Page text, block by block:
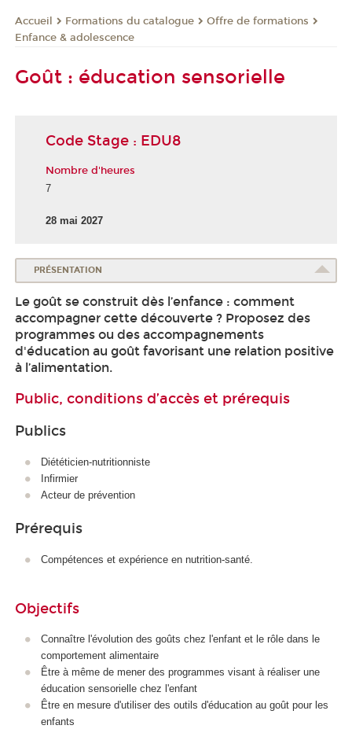
Accueil Formations du catalogue
Offre de formations
Enfance & adolescence
Goût : éducation sensorielle
Code Stage : EDU8
Nombre d'heures
7
28 mai 2027
PRÉSENTATION
Le goût se construit dès l’enfance : comment
accompagner cette découverte ? Proposez des
programmes ou des accompagnements
d'éducation au goût favorisant une relation positive
à l’alimentation.
Public, conditions d’accès et prérequis
Publics
Diététicien-nutritionniste
Infirmier
Acteur de prévention
Prérequis
Compétences et expérience en nutrition-santé.
Objectifs
Connaître l'évolution des goûts chez l'enfant et le rôle dans le
comportement alimentaire
Être à même de mener des programmes visant à réaliser une
éducation sensorielle chez l'enfant
Être en mesure d'utiliser des outils d'éducation au goût pour les
enfants